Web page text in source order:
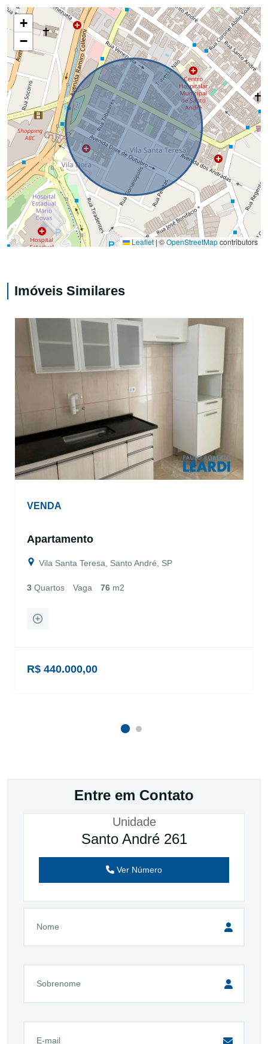
+
−
Leaflet|©OpenStreetMapcontributors
Imóveis Similares
VENDA
Apartamento
Vila Santa Teresa, Santo André, SP
3 Quartos Vaga 76 m2
R$ 440.000,00
Entre em Contato
Unidade
Santo André 261
Ver Número